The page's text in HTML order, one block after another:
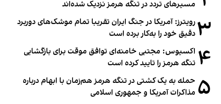
مسیرهای تردد در تنگه هرمز نزدیک شده‌اند
۳رویترز: آمریکا در جنگ ایران تقریبا تمام موشک‌های دوربرد
دقیق خود را به‌کار برده است
۴ اکسیوس: مجتبی خامنه‌ای توافق موقت برای بازگشایی
تنگه هرمز را تایید کرده است
۵ حمله به یک کشتی در تنگه هرمز هم‌زمان با ابهام درباره
مذاکرات آمریکا و جمهوری اسلامی